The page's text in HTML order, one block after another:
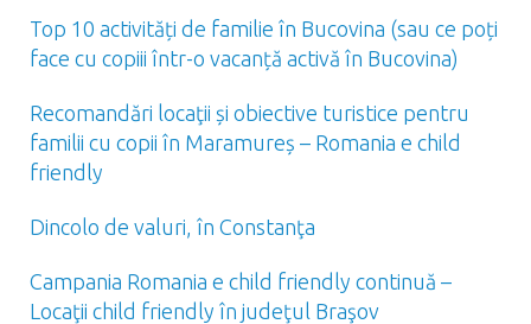
Top 10 activități de familie în Bucovina (sau ce poți
face cu copiii într-o vacanță activă în Bucovina)
Recomandări locaţii și obiective turistice pentru
familii cu copii în Maramureș – Romania e child
friendly
Dincolo de valuri, în Constanţa
Campania Romania e child friendly continuă –
Locaţii child friendly în judeţul Braşov